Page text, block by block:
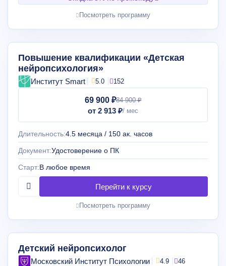
Посмотреть программу
Повышение квалификации «Детская
нейропсихология»
Институт Smart 5.0 152
69 900 ₽84 900 ₽
от 2 913 ₽
Длительность:4.5 месяца / 150 ак. часов
Документ:Удостоверение о ПК
Старт:В любое время
Посмотреть программу
Детский нейропсихолог
Московский Институт Психологии 4.9 46